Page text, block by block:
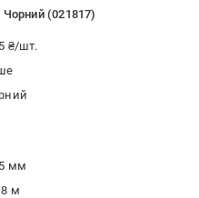
Чорний (021817)
₴/шт.
мм
м